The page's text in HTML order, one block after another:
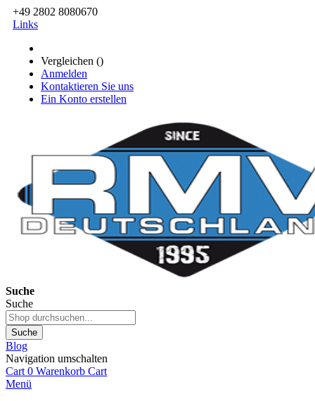
+49 2802 8080670
Links
Vergleichen ()
Anmelden
Kontaktieren Sie uns
Ein Konto erstellen
Suche
Suche
Suche
Blog
Navigation umschalten
Cart 0 Warenkorb Cart
Menü